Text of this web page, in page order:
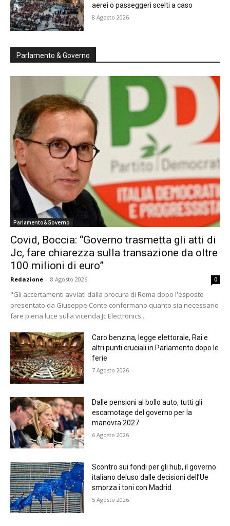
aerei o passeggeri scelti a caso
8 Agosto 2026
Parlamento & Governo
Parlamento&Governo
Covid, Boccia: “Governo trasmetta gli atti di
Jc, fare chiarezza sulla transazione da oltre
100 milioni di euro”
Redazione - 8 Agosto 2026 0
"Gli accertamenti avviati dalla procura di Roma dopo l'esposto
presentato da Giuseppe Conte confermano quanto sia necessario
fare piena luce sulla vicenda Jc Electronics...
Caro benzina, legge elettorale, Rai e
altri punti cruciali in Parlamento dopo le
ferie
7 Agosto 2026
Dalle pensioni al bollo auto, tutti gli
escamotage del governo per la
manovra 2027
6 Agosto 2026
Scontro sui fondi per gli hub, il governo
italiano deluso dalle decisioni dell’Ue
smorza i toni con Madrid
5 Agosto 2026